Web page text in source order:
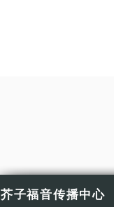
芥子福音传播中心